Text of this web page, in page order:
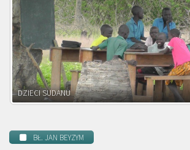
DZIECI ZAMBII
BŁ. JAN BEYZYM